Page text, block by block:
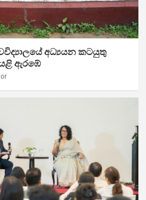
අධ්‍යයන කටයුතු
ඇරඹේ